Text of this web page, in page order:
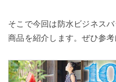
そこで今回は防水ビジネス
商品を紹介します。ぜひ参考